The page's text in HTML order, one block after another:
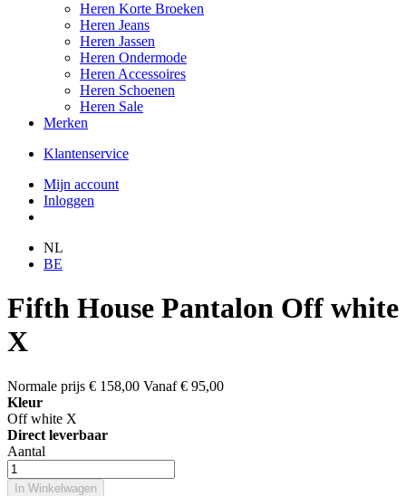
Heren Korte Broeken
Heren Jeans
Heren Jassen
Heren Ondermode
Heren Accessoires
Heren Schoenen
Heren Sale
Merken
Klantenservice
Mijn account
Inloggen
NL
BE
Fifth House Pantalon Off white
X
Normale prijs € 158,00 Vanaf € 95,00
Kleur
Off white X
Direct leverbaar
Aantal
In Winkelwagen